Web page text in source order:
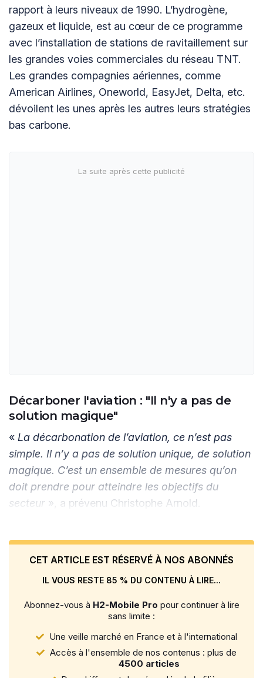
rapport à leurs niveaux de 1990. L’hydrogène,
gazeux et liquide, est au cœur de ce programme
avec l’installation de stations de ravitaillement sur
les grandes voies commerciales du réseau TNT.
Les grandes compagnies aériennes, comme
American Airlines, Oneworld, EasyJet, Delta, etc.
dévoilent les unes après les autres leurs stratégies
bas carbone.
Décarboner l'aviation : "Il n'y a pas de
solution magique"
« La décarbonation de l’aviation, ce n’est pas
simple. Il n’y a pas de solution unique, de solution
magique. C’est un ensemble de mesures qu’on
doit prendre pour atteindre les objectifs du
secteur », a prévenu Christophe Arnold.
CET ARTICLE EST RÉSERVÉ À NOS ABONNÉS
IL VOUS RESTE 85 % DU CONTENU À LIRE...
Abonnez-vous à H2-Mobile Pro pour continuer à lire
sans limite :
Une veille marché en France et à l'international
Accès à l'ensemble de nos contenus : plus de
4500 articles